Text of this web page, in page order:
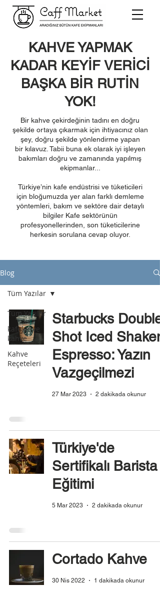
KAHVE YAPMAK
KADAR KEYİF VERİCİ
BAŞKA BİR RUTİN
YOK!
Bir kahve çekirdeğinin tadını en doğru
şekilde ortaya çıkarmak için ihtiyacınız olan
şey, doğru şekilde yönlendirme yapan
bir kılavuz. Tabii buna ek olarak iyi işleyen
bakımları doğru ve zamanında yapılmış
ekipmanlar...
Türkiye’nin kafe endüstrisi ve tüketicileri
için bloğumuzda yer alan farklı demleme
yöntemleri, bakım ve sektöre dair detaylı
bilgiler Kafe sektörünün
profesyonellerinden, son tüketicilerine
herkesin sorulana cevap oluyor.
Blog
Tüm Yazılar
kafeler ve
kahve
Kahve
Reçeteleri
Tüm Yazılar
Starbucks Double
Shot Iced Shaken
Espresso: Yazın
Vazgeçilmezi
27 Mar 2023 2 dakikada okunur
Türkiye'de
Sertifikalı Barista
Eğitimi
5 Mar 2023 2 dakikada okunur
Cortado Kahve
30 Nis 2022 1 dakikada okunur